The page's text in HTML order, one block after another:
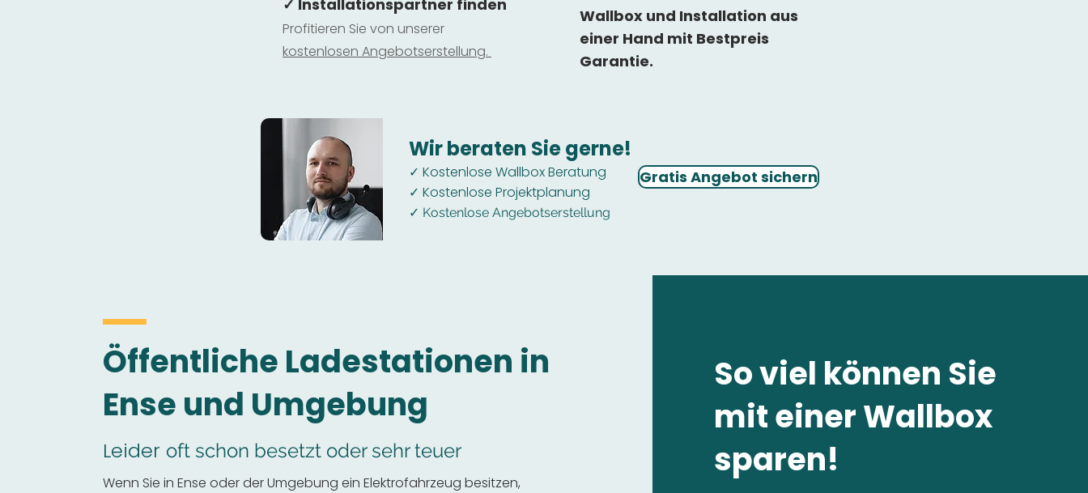
✓ Installationspartner finden
Profitieren Sie von unserer
kostenlosen Angebotserstellung.
Wallbox und Installation aus
einer Hand mit Bestpreis
Garantie.
Wir beraten Sie gerne!
✓ Kostenlose Wallbox Beratung
✓ Kostenlose Projektplanung
✓ Kostenlose Angebotserstellung
Gratis Angebot sichern
Öffentliche Ladestationen in
Ense und Umgebung
Leider oft schon besetzt oder sehr teuer
Wenn Sie in Ense oder der Umgebung ein Elektrofahrzeug besitzen,
So viel können Sie
mit einer Wallbox
sparen!